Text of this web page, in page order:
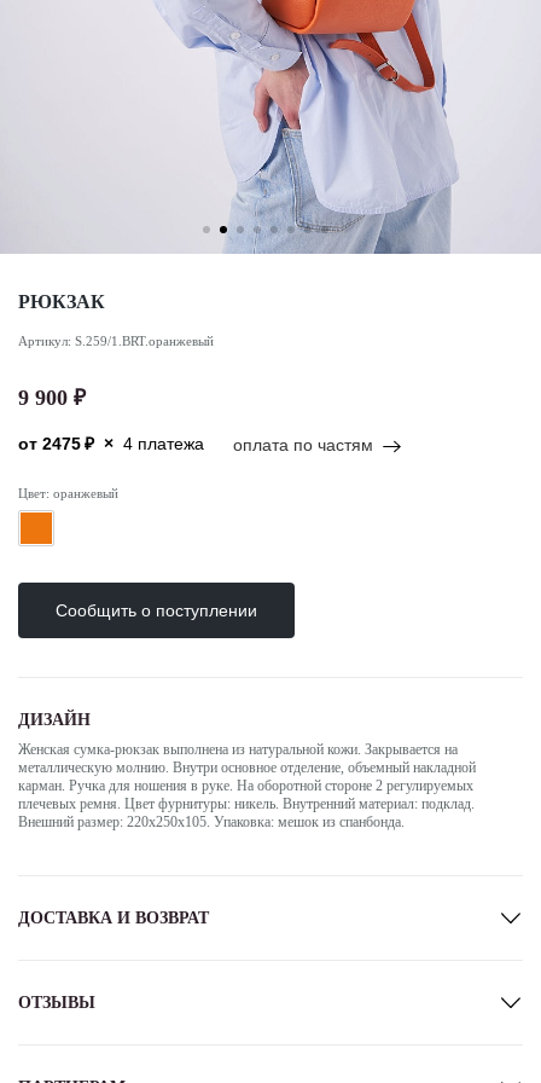
РЮКЗАК
Артикул: S.259/1.BRT.оранжевый
9 900 ₽
от 2475₽ × 4 платежа оплата по частям
Цвет: оранжевый
Сообщить о поступлении
ДИЗАЙН
Женская сумка-рюкзак выполнена из натуральной кожи. Закрывается на
металлическую молнию. Внутри основное отделение, объемный накладной
карман. Ручка для ношения в руке. На оборотной стороне 2 регулируемых
плечевых ремня. Цвет фурнитуры: никель. Внутренний материал: подклад.
Внешний размер: 220х250х105. Упаковка: мешок из спанбонда.
ДОСТАВКА И ВОЗВРАТ
Информация об оплате
ОТЗЫВЫ